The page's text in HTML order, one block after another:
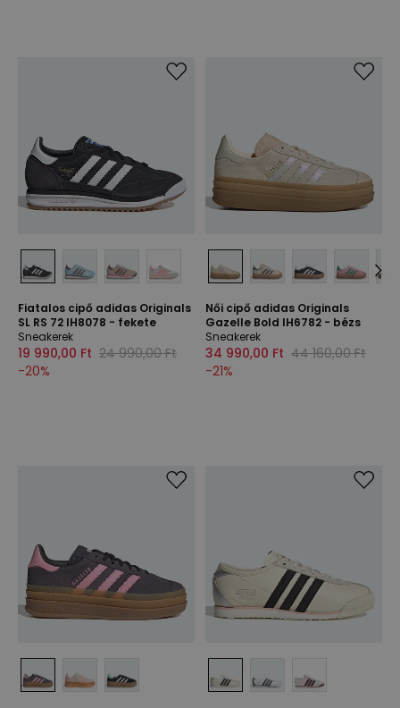
Fiatalos cipő adidas Originals
SL RS 72 IH8078 - fekete
Sneakerek
19 990,00 Ft 24 990,00 Ft
-20%
Női cipő adidas Originals
Gazelle Bold IH6782 - bézs
Sneakerek
34 990,00 Ft 44 160,00 Ft
-21%